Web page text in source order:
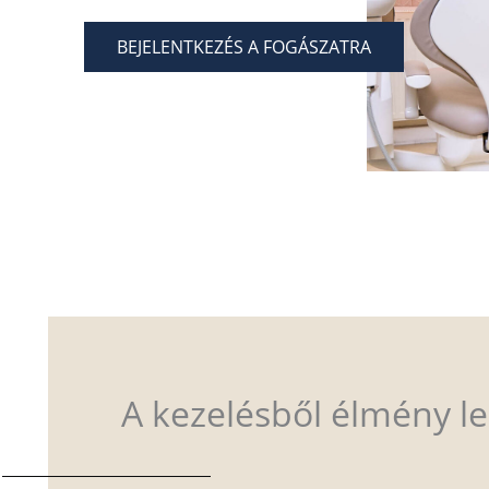
BEJELENTKEZÉS A FOGÁSZATRA
A kezelésből élmény